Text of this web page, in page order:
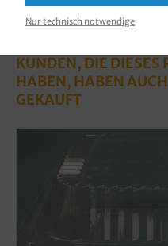
KUNDEN, DIE DIESES
HABEN, HABEN
GEKAUFT
Nur technisch notwendige